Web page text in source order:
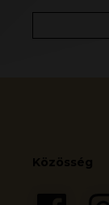
Közösség